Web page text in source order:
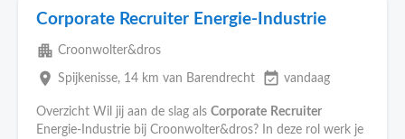
Corporate Recruiter Energie-Industrie
apartment Croonwolter&dros
place Spijkenisse, 14 km van Barendrecht event_available vandaag
Overzicht Wil jij aan de slag als Corporate Recruiter
Energie-Industrie bij Croonwolter&dros? In deze rol werk je